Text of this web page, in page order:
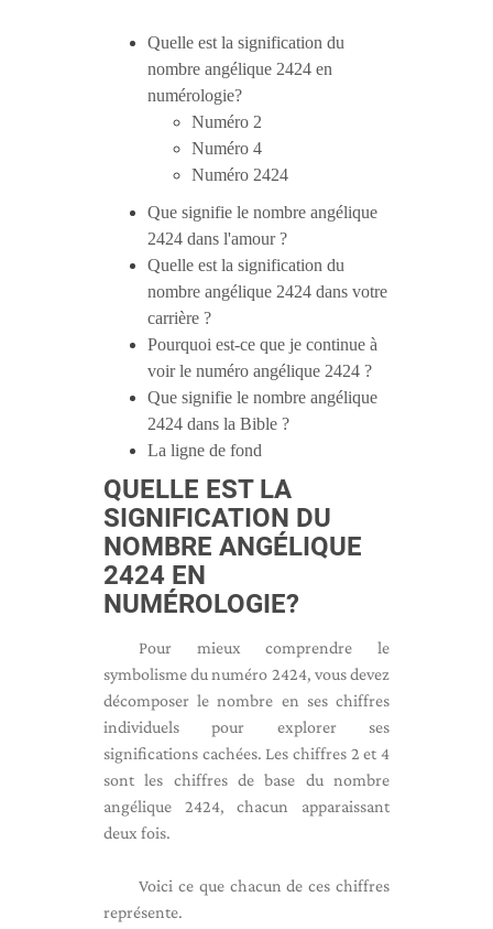
Quelle est la signification du
nombre angélique 2424 en
numérologie?
Numéro 2
Numéro 4
Numéro 2424
Que signifie le nombre angélique
2424 dans l'amour ?
Quelle est la signification du
nombre angélique 2424 dans votre
carrière ?
Pourquoi est-ce que je continue à
voir le numéro angélique 2424 ?
Que signifie le nombre angélique
2424 dans la Bible ?
La ligne de fond
QUELLE EST LA
SIGNIFICATION DU
NOMBRE ANGÉLIQUE
2424 EN
NUMÉROLOGIE?
Pour mieux comprendre le
symbolisme du numéro 2424, vous devez
décomposer le nombre en ses chiffres
individuels pour explorer ses
significations cachées. Les chiffres 2 et 4
sont les chiffres de base du nombre
angélique 2424, chacun apparaissant
deux fois.
Voici ce que chacun de ces chiffres
représente.